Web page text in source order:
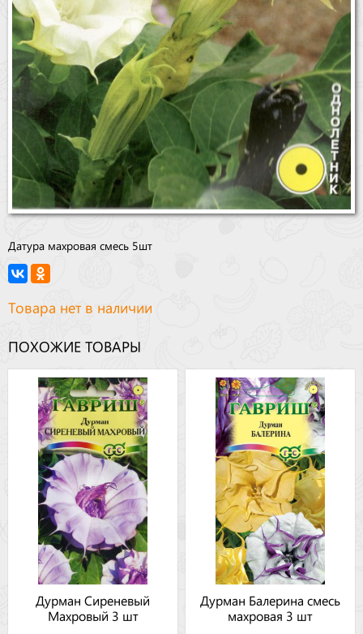
Датура махровая смесь 5шт
Товара нет в наличии
ПОХОЖИЕ ТОВАРЫ
Дурман Сиреневый
Махровый 3 шт
Дурман Балерина смесь
махровая 3 шт